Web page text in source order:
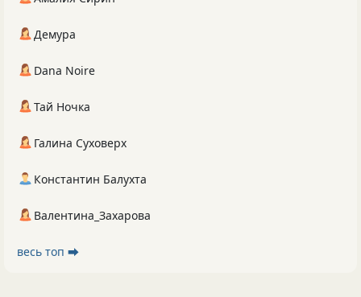
Демура
Dana Noire
Тай Ночка
Галина Суховерх
Константин Балухта
Валентина_Захарова
весь топ ⮕